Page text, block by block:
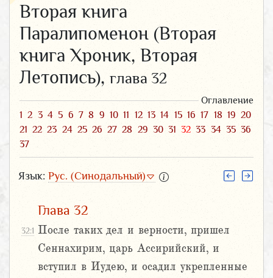
Вторая книга
Паралипоменон (Вторая
книга Хроник, Вторая
Летопись), глава 32
Оглавление
1 2 3 4 5 6 7 8 9 10 11 12 13 14 15 16 17 18 19 20
21 22 23 24 25 26 27 28 29 30 31 32 33 34 35 36
37
Язык: Рус. (Синодальный)
Глава 32
32:1 После таких дел и верности, пришел
Сеннахирим, царь Ассирийский, и
вступил в Иудею, и осадил укрепленные